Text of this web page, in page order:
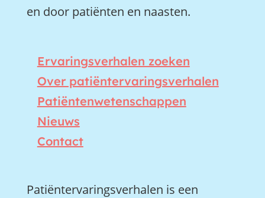
en door patiënten en naasten.
Ervaringsverhalen zoeken
Over patiëntervaringsverhalen
Patiëntenwetenschappen
Nieuws
Contact
Patiëntervaringsverhalen is een